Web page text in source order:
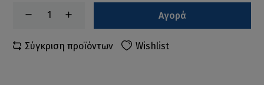
Αγορά
Σύγκριση προϊόντων Wishlist